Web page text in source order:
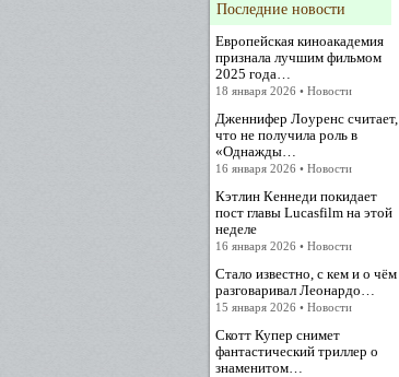
Последние новости
Европейская киноакадемия
признала лучшим фильмом
2025 года…
18 января 2026 • Новости
Дженнифер Лоуренс считает,
что не получила роль в
«Однажды…
16 января 2026 • Новости
Кэтлин Кеннеди покидает
пост главы Lucasfilm на этой
неделе
16 января 2026 • Новости
Стало известно, с кем и о чём
разговаривал Леонардо…
15 января 2026 • Новости
Скотт Купер снимет
фантастический триллер о
знаменитом…